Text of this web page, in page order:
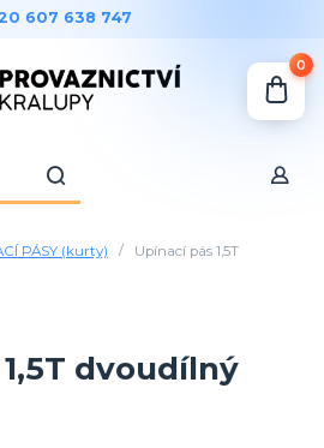
607 638 747
0
PÁSY (kurty)
Upínací pás 1,5T
dvoudílný